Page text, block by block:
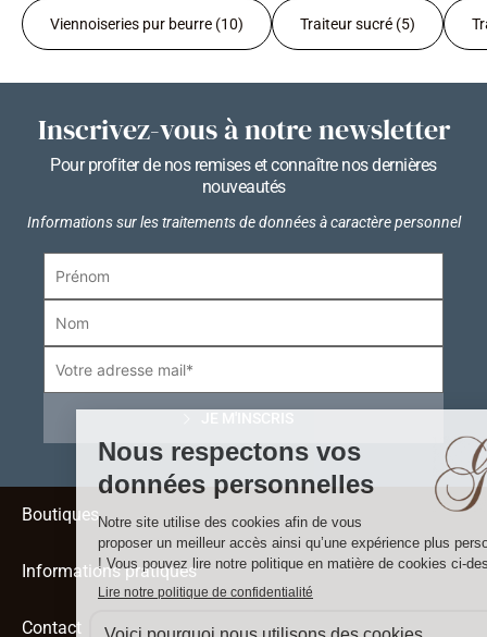
Viennoiseries pur beurre (10) Traiteur sucré (5)
Inscrivez-vous à notre newsletter
Pour profiter de nos remises et connaître nos dernières
nouveautés
Informations sur les traitements de données à caractère personnel
Boutiques
Informations pratiques
Contact